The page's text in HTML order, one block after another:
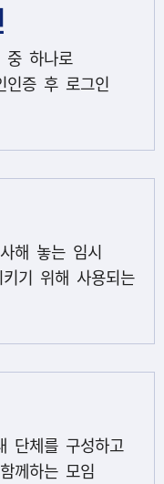
중 하나로
인증 후 로그인
해 놓는 임시
기 위해 사용되는
단체를 구성하고
께하는 모임